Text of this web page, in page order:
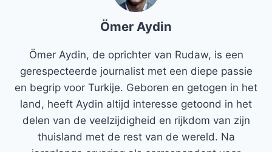
Ömer Aydin
Ömer Aydin, de oprichter van Rudaw, is een
gerespecteerde journalist met een diepe passie
en begrip voor Turkije. Geboren en getogen in het
land, heeft Aydin altijd interesse getoond in het
delen van de veelzijdigheid en rijkdom van zijn
thuisland met de rest van de wereld. Na